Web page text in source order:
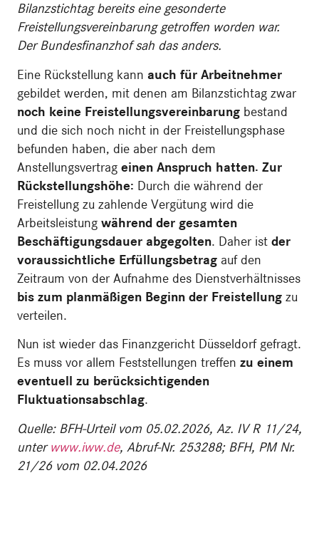
Bilanzstichtag bereits eine gesonderte
Freistellungsvereinbarung getroffen worden war.
Der Bundesfinanzhof sah das anders.
Eine Rückstellung kann auch für Arbeitnehmer
gebildet werden, mit denen am Bilanzstichtag zwar
noch keine Freistellungsvereinbarung bestand
und die sich noch nicht in der Freistellungsphase
befunden haben, die aber nach dem
Anstellungsvertrag einen Anspruch hatten. Zur
Rückstellungshöhe: Durch die während der
Freistellung zu zahlende Vergütung wird die
Arbeitsleistung während der gesamten
Beschäftigungsdauer abgegolten. Daher ist der
voraussichtliche Erfüllungsbetrag auf den
Zeitraum von der Aufnahme des Dienstverhältnisses
bis zum planmäßigen Beginn der Freistellung zu
verteilen.
Nun ist wieder das Finanzgericht Düsseldorf gefragt.
Es muss vor allem Feststellungen treffen zu einem
eventuell zu berücksichtigenden
Fluktuationsabschlag.
Quelle: BFH-Urteil vom 05.02.2026, Az. IV R 11/24,
unterwww.iww.de, Abruf-Nr. 253288; BFH, PM Nr.
21/26 vom 02.04.2026